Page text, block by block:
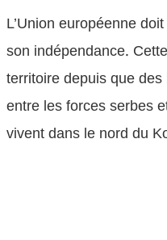
L’Union européenne
son indépendance.
territoire depuis que
entre les forces serbes
vivent dans le nord du